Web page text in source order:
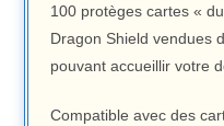
100 protèges cartes «
Dragon Shield vendues
pouvant accueillir votre
Compatible avec des